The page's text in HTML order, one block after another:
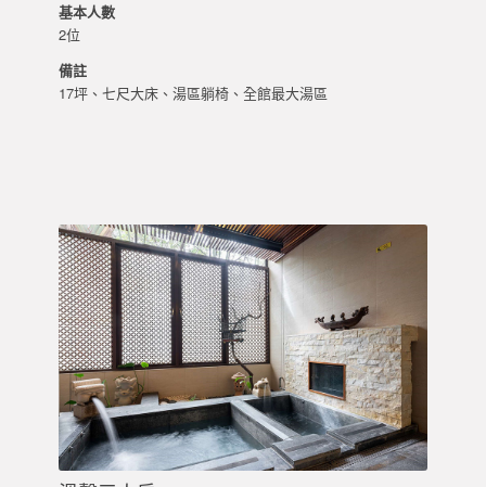
基本人數
2位
備註
17坪、七尺大床、湯區躺椅、全館最大湯區